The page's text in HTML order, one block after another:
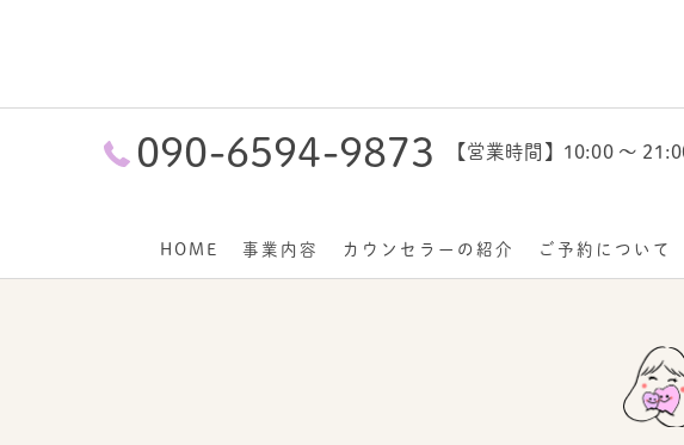
090-6594-9873 【営業時間】10:00 ～
HOME 事業内容 カウンセラーの紹介 ご予約について